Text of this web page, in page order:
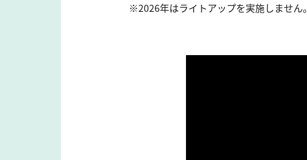
※2026年はライトアップを実施しません。